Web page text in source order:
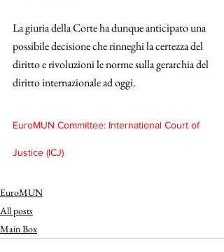
La giuria della Corte ha dunque anticipato una
possibile decisione che rinneghi la certezza del
diritto e rivoluzioni le norme sulla gerarchia del
diritto internazionale ad oggi.
EuroMUN Committee: International Court of
Justice (ICJ)
EuroMUN
All posts
Main Box